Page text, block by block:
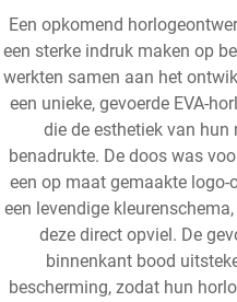
Een opkomend
een sterke indruk maken op
werkten samen aan het
een unieke, gevoerde EVA-
die de esthetiek van hun
benadrukte. De doos was
een op maat gemaakte logo-
een levendige
deze direct opviel. De
binnenkant bood
bescherming, zodat hun